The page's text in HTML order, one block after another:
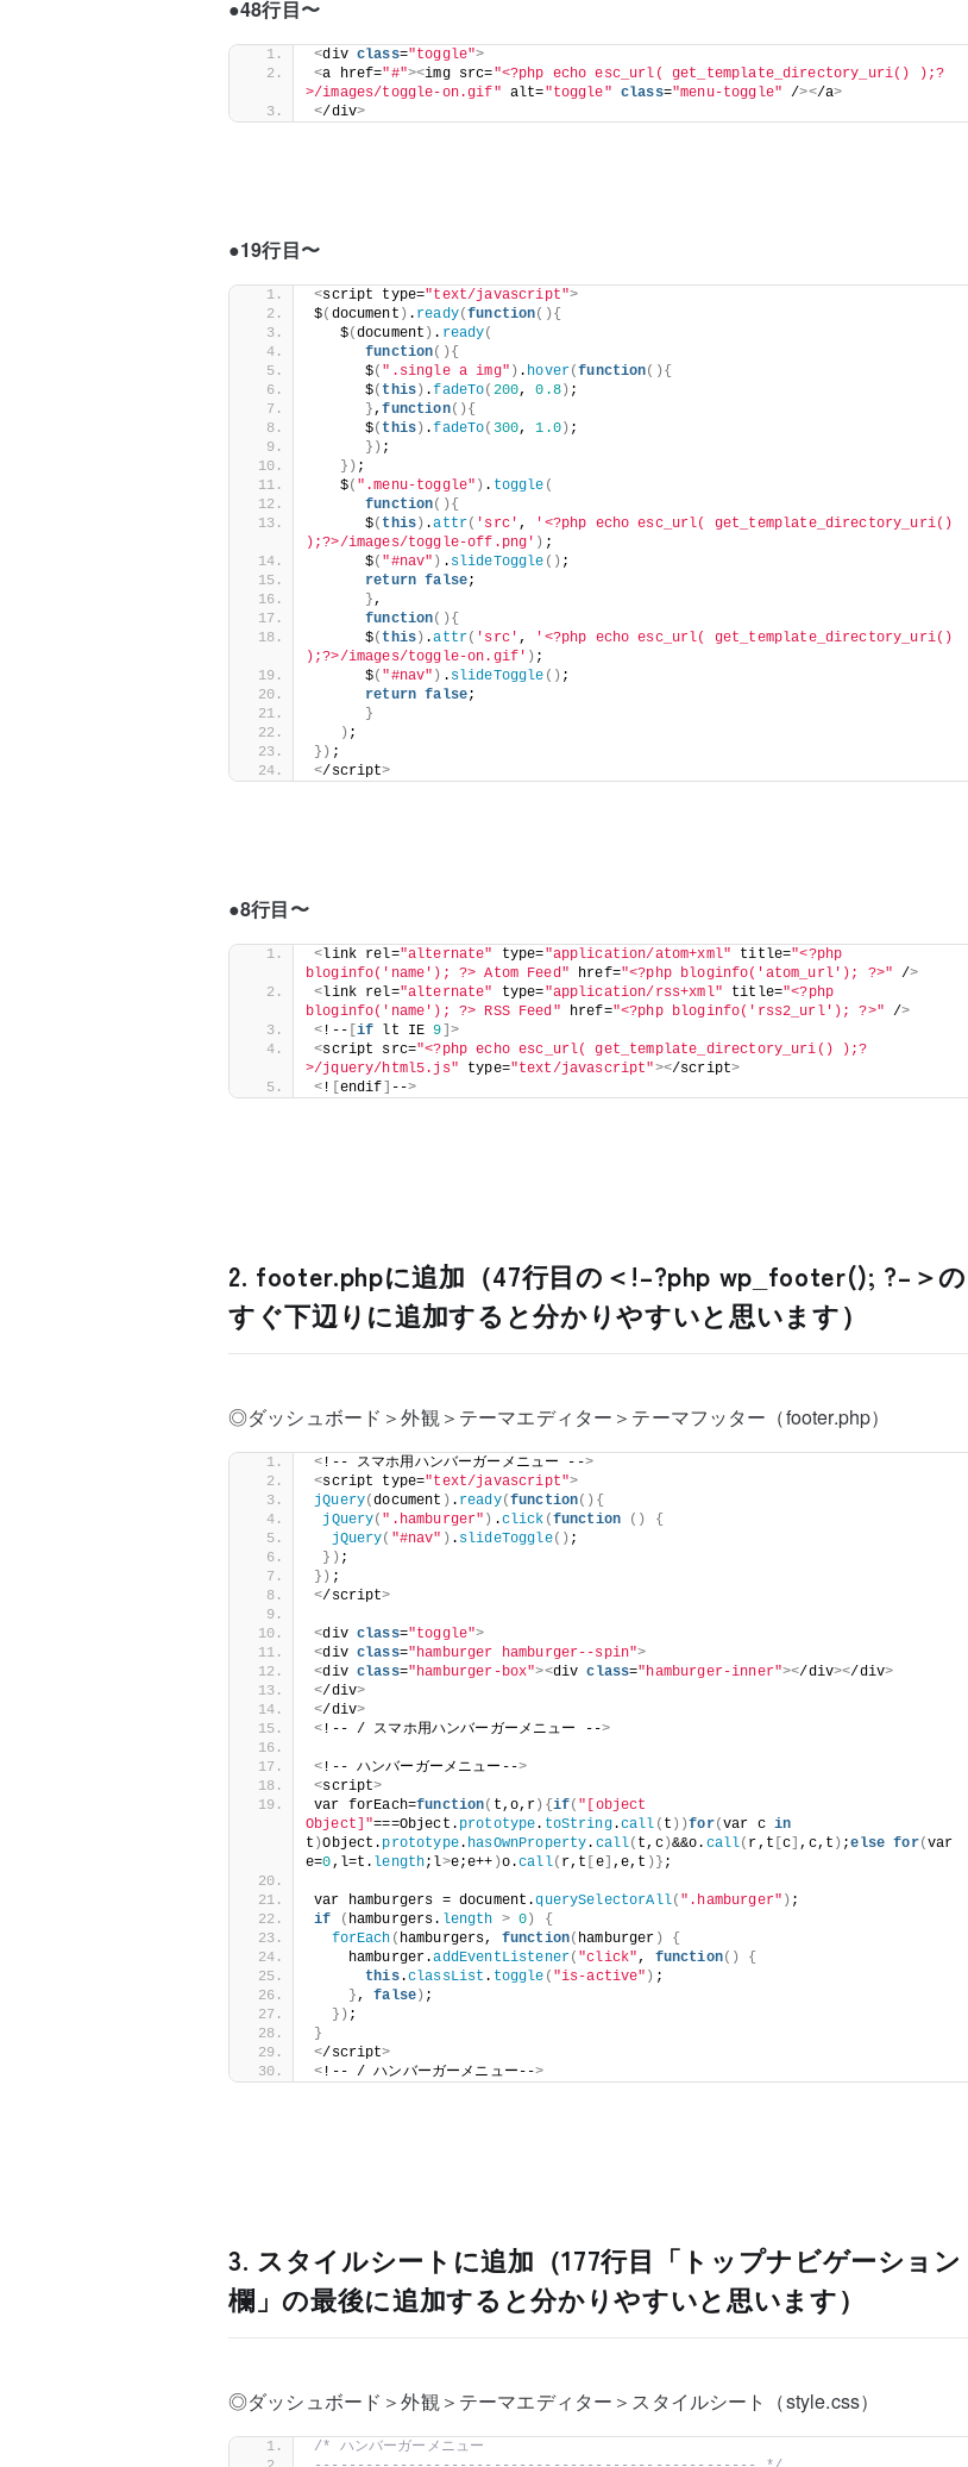
●48行目〜
<div class="toggle">
<a href="#"><img src="<?php echo esc_url( get_template_directory_uri() );?
>/images/toggle-on.gif" alt="toggle" class="menu-toggle" /></a>
</div>
●19行目〜
<script type="text/javascript">
$( document ) . ready(function(){
   $
(document ) . ready(
function(){
      $
( ".single a img" ) . hover(function(){
      $
( this) .fadeTo( 200, 0.8) ;
},function(){
      $
( this) .fadeTo( 300, 1.0) ;
}) ;
}) ;
   $
( ".menu-toggle" ) . toggle (
function(){
      $
( this) .attr( 'src' ,
'<?php echo esc_url( get_template_directory_uri()
);?>/images/toggle-off.png' ) ;
      $
( "#nav" ) . slideToggle () ;
return false;
},
function(){
      $
( this) .attr( 'src' ,
'<?php echo esc_url( get_template_directory_uri()
);?>/images/toggle-on.gif' ) ;
      $
( "#nav" ) . slideToggle () ;
return false;
}
) ;
}) ;
</script>
●8行目〜
<link rel="alternate" type="application/atom+xml" title="<?php
bloginfo('name'); ?> Atom Feed" href="<?php bloginfo('atom_url'); ?>" />
<link rel="alternate" type="application/rss+xml" title="<?php
bloginfo('name'); ?> RSS Feed" href="<?php bloginfo('rss2_url'); ?>" />
< !-- [if lt IE 9]>
<script src="<?php echo esc_url( get_template_directory_uri() );?
>/jquery/html5.js" type="text/javascript"></script>
< ! [endif] -->
2. footer.phpに追加（47行目の＜!–?php wp_footer(); ?–＞の
すぐ下辺りに追加すると分かりやすいと思います）
◎ダッシュボード＞外観＞テーマエディター＞テーマフッター（footer.php）
< !-- スマホ用ハンバーガーメニュー -->
<script type="text/javascript">
jQuery(document ) . ready(function(){
jQuery( ".hamburger" ) .click (function ()
{
jQuery( "#nav" ) . slideToggle() ;
}) ;
}) ;
</script>
<div class="toggle">
<div class="hamburger hamburger--spin">
<div class="hamburger-box"><div class="hamburger-inner"></div></div>
</div>
</div>
< !-- / スマホ用ハンバーガーメニュー -->
< !-- ハンバーガーメニュー-->
<script>
var forEach=function( t,o,r){if( "[object
Object]"===Object. prototype. toString.call ( t ))for(var c in
t )Object. prototype. hasOwnProperty. call( t,c)&&o. call( r,t [c] ,c,t ) ;else for(var
e=0,l=t. length;l>e;e++ )o.call( r,t [e] ,e,t )} ;
var hamburgers = document.querySelectorAll( ".hamburger" ) ;
if
( hamburgers. length > 0)
{
forEach ( hamburgers, function( hamburger )
{
    hamburger.
addEventListener( "click", function()
{
this.classList . toggle ( "is-active" ) ;
}, false) ;
}) ;
}
</script>
< !-- / ハンバーガーメニュー-->
3. スタイルシートに追加（177行目「トップナビゲーション
欄」の最後に追加すると分かりやすいと思います）
◎ダッシュボード＞外観＞テーマエディター＞スタイルシート（style.css）
/* ハンバーガーメニュー